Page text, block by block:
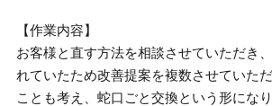
【作業内容】
お客様と直す方法を相談させていただき
れていたため改善提案を複数させていた
ことも考え、蛇口ごと交換という形になり